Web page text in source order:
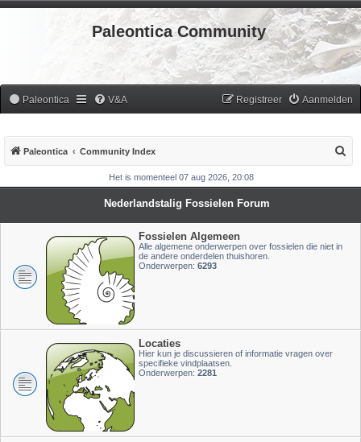
Paleontica Community
Paleontica V&A Aanmelden
Registreer
Paleontica Community Index
e
Het is momenteel 07 aug 2026, 20:08
Nederlandstalig Fossielen Forum
Fossielen Algemeen
Alle algemene onderwerpen over fossielen die niet in
de andere onderdelen thuishoren.
Onderwerpen: 6293
Locaties
Hier kun je discussieren of informatie vragen over
specifieke vindplaatsen.
Onderwerpen: 2281